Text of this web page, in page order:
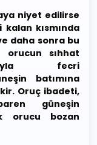
niyet edilirse
kısmında
daha sonra bu
sıhhat
fecri
batımına
Oruç ibadeti,
güneşin
orucu bozan